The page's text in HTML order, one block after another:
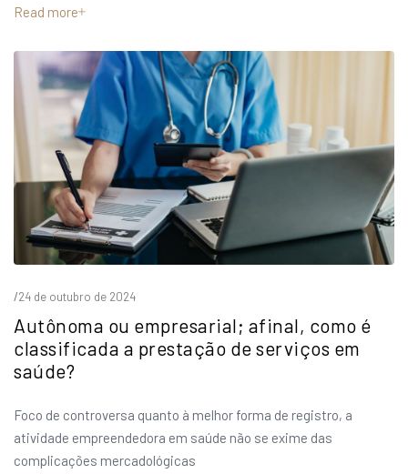
Read more
/24 de outubro de 2024
Autônoma ou empresarial; afinal, como é
classificada a prestação de serviços em
saúde?
Foco de controversa quanto à melhor forma de registro, a
atividade empreendedora em saúde não se exime das
complicações mercadológicas